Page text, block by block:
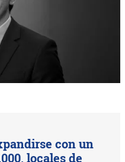
con un
locales de